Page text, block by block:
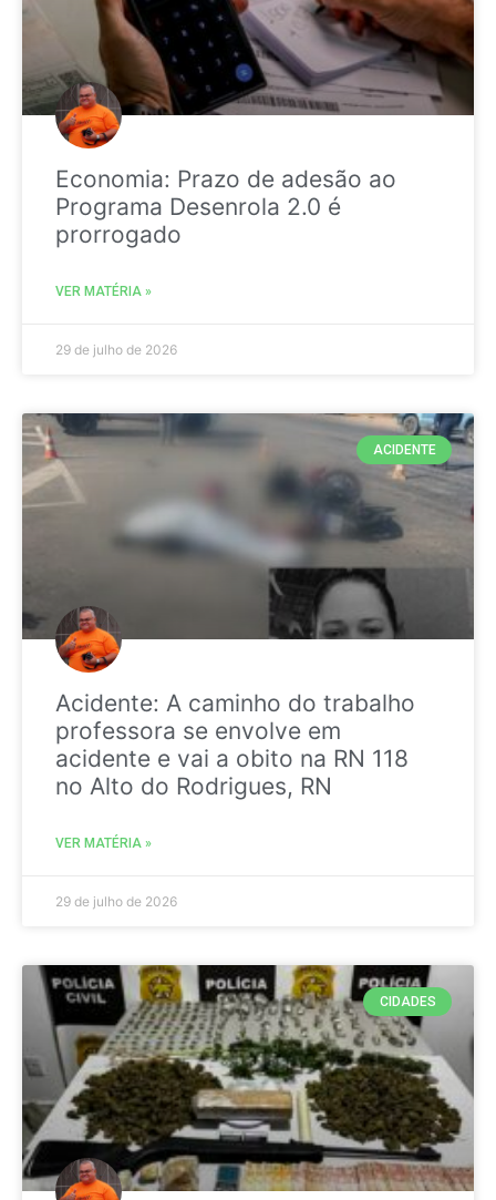
Economia: Prazo de adesão ao
Programa Desenrola 2.0 é
prorrogado
VER MATÉRIA »
29 de julho de 2026
ACIDENTE
Acidente: A caminho do trabalho
professora se envolve em
acidente e vai a obito na RN 118
no Alto do Rodrigues, RN
VER MATÉRIA »
29 de julho de 2026
CIDADES